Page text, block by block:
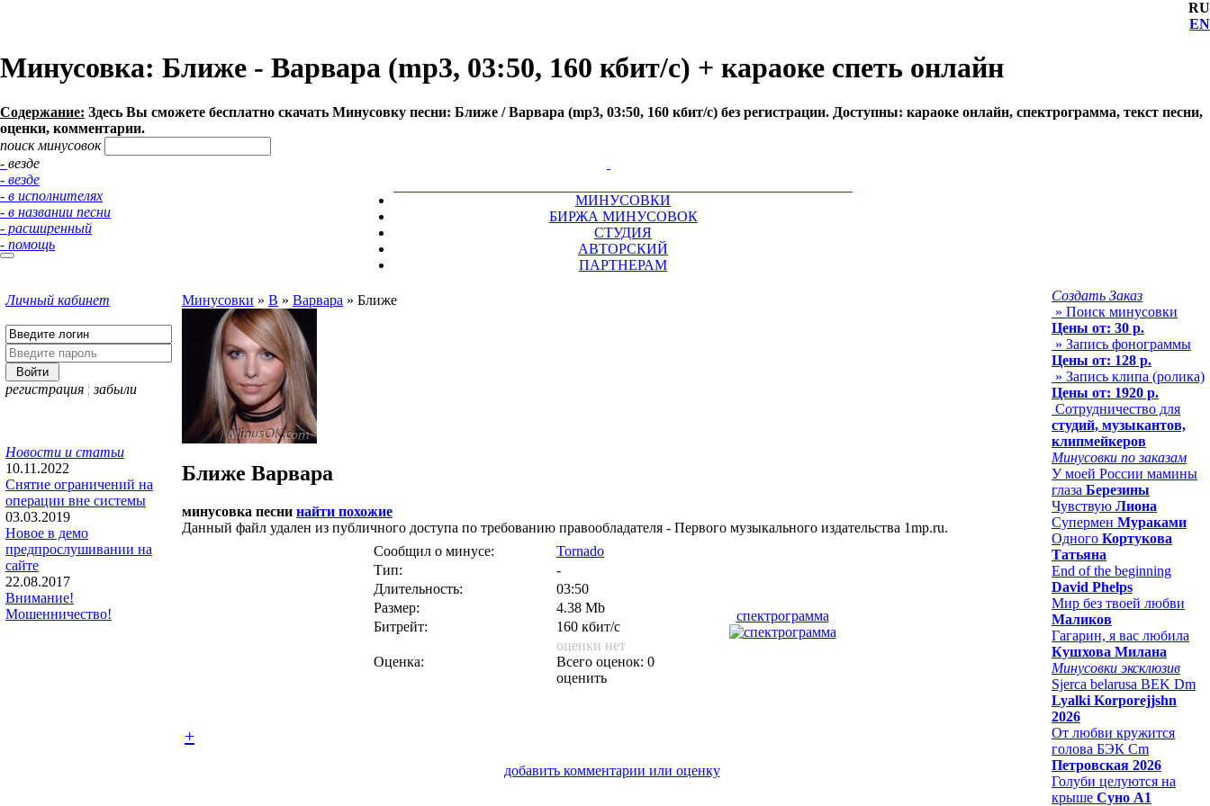
RU
EN
Минусовка: Ближе - Варвара (mp3, 03:50, 160 кбит/с) + караоке спеть онлайн
Содержание: Здесь Вы сможете бесплатно cкачать Минусовку песни: Ближе / Варвара (mp3, 03:50, 160 кбит/с) без регистрации. Доступны: караоке онлайн, спектрограмма, текст песни,
оценки, комментарии.
поиск минусовок
- везде
- везде
- в исполнителях
- в названии песни
- расширенный
- помощь
МИНУСОВКИ
БИРЖА МИНУСОВОК
СТУДИЯ
АВТОРСКИЙ
ПАРТНЕРАМ
Личный кабинет
регистрация ¦ забыли
Новости и статьи
10.11.2022
Снятие ограничений на
операции вне системы
03.03.2019
Новое в демо
предпрослушивании на
сайте
22.08.2017
Внимание!
Мошенничество!
Минусовки » В » Варвара » Ближе
Ближе Варвара
минусовка песни найти похожие
Данный файл удален из публичного доступа по требованию правообладателя - Первого музыкального издательства 1mp.ru.
Сообщил о минусе:
Tornado
Тип:
-
спектрограмма
Длительность:
03:50
Размер:
4.38 Mb
Битрейт:
160 кбит/с
Оценка:
оценки нет
Всего оценок: 0
оценить
+
добавить комментарии или оценку
Создать Заказ
» Поиск минусовки
Цены от: 30 р.
» Запись фонограммы
Цены от: 128 р.
» Запись клипа (ролика)
Цены от: 1920 р.
Сотрудничество для
студий, музыкантов,
клипмейкеров
Минусовки по заказам
У моей России мамины
глаза Березины
Чувствую Лиона
Супермен Мураками
Одного Кортукова
Татьяна
End of the beginning
David Phelps
Мир без твоей любви
Маликов
Гагарин, я вас любила
Кушхова Милана
Минусовки эксклюзив
Sjerca belarusa BEK Dm
Lyalki Korporejjshn
2026
От любви кружится
голова БЭК Cm
Петровская 2026
Голуби целуются на
крыше Суно А1